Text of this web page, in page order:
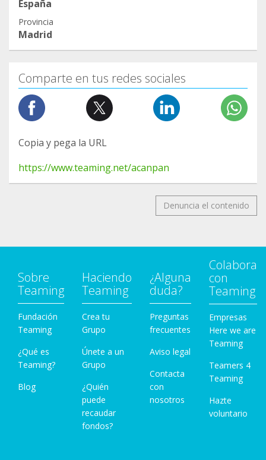
España
Provincia
Madrid
Comparte en tus redes sociales
Copia y pega la URL
https://www.teaming.net/acanpan
Denuncia el contenido
Sobre
Teaming
Fundación
Teaming
¿Qué es
Teaming?
Blog
Haciendo
Teaming
Crea tu
Grupo
Únete a un
Grupo
¿Quién
puede
recaudar
fondos?
¿Alguna
duda?
Preguntas
frecuentes
Aviso legal
Contacta
con
nosotros
Colabora
con
Teaming
Empresas
Here we are
Teaming
Teamers 4
Teaming
Hazte
voluntario